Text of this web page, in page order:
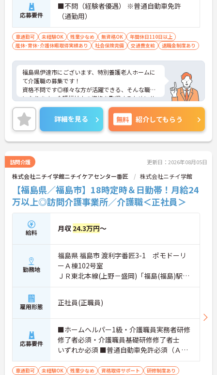
応募要件
■不問（経験者優遇） ※普通自動車免許
（通勤用）
車通勤可 未経験OK 残業少なめ 無資格OK
年間休日110日以上
産休･育休･介護休暇取得実績あり
社会保険完備 交通費支給 退職金制度あり
福島県伊達市にございます、特別養護老人ホームに
て介護職の募集です！
資格不問です◎様々な方が活躍できる、そんな職場
になります。介護福祉士の資格を取得するためにサ
ポート体制も整っております。
年間休日110日以上に加え、残業も少ないので、ワ
ークライフバランスの重視した働き方ができます。
スタッフの仲も良く、アットホームな雰囲気が自慢
です。
お話しいたしますのでお気軽にご相談ください。
詳細を見る 無料 紹介してもらう
訪問介護 更新日：2026年08月05日
株式会社ニチイ学館ニチイケアセンター番匠 株式会社ニチイ学館
【福島県／福島市】18時定時＆日勤帯！月給24
万以上◎訪問介護事業所／介護職＜正社員＞
給料 月収 24.3万円～
勤務地
福島県 福島市 渡利字番匠3-1 ポモドーリ
ーＡ棟102号室
ＪＲ東北本線(上野－盛岡)「福島(福島)駅」
バス・車10分
雇用形態 正社員(正職員)
応募要件
■ホームヘルパー1級・介護職員実務者研修
修了者必須・介護職員基礎研修修了者士
いずれか必須 ■普通自動車免許必須（ＡＴ
限定可） ■経験1年以上必須 ■必要なＰＣ
スキル：入力程度
車通勤可 未経験OK 残業少なめ 資格取得サポート
研修制度あり